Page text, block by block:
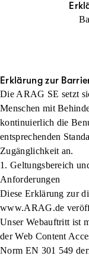
Erklärung zur
Die ARAG SE setzt
Menschen mit
kontinuierlich die
entsprechenden
Zugänglichkeit an.
1. Geltungsbereich
Anforderungen
Diese Erklärung zur
www.ARAG.de
Unser Webauftritt ist
der Web Content
Norm EN 301 549